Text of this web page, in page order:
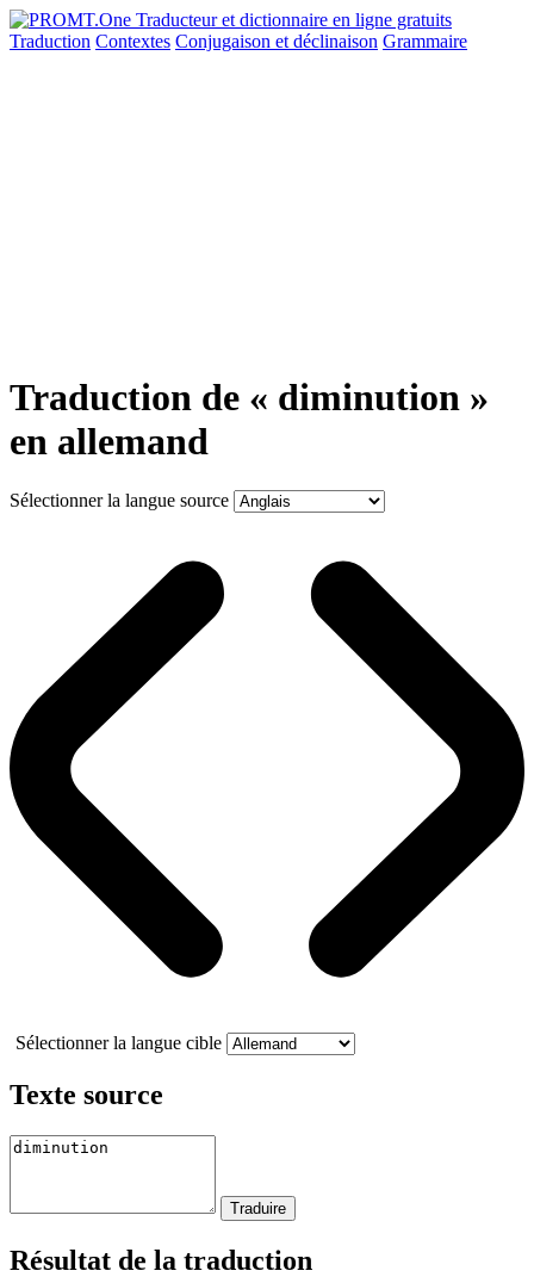
Traduction Contextes Conjugaison et déclinaison Grammaire
Traduction de « diminution »
en allemand
Sélectionner la langue source
Sélectionner la langue cible
Texte source
Résultat de la traduction